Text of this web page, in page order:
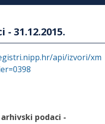
31.12.2015.
api/izvori/xm
arhivski podaci -